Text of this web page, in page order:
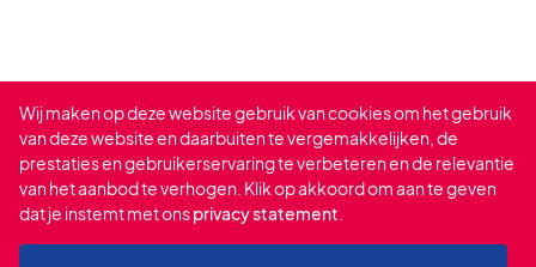
Wij maken op deze website gebruik van cookies om het gebruik
van deze website en daarbuiten te vergemakkelijken, de
prestaties en gebruikerservaring te verbeteren en de relevantie
van het aanbod te verhogen. Klik op akkoord om aan te geven
dat je instemt met onsprivacy statement